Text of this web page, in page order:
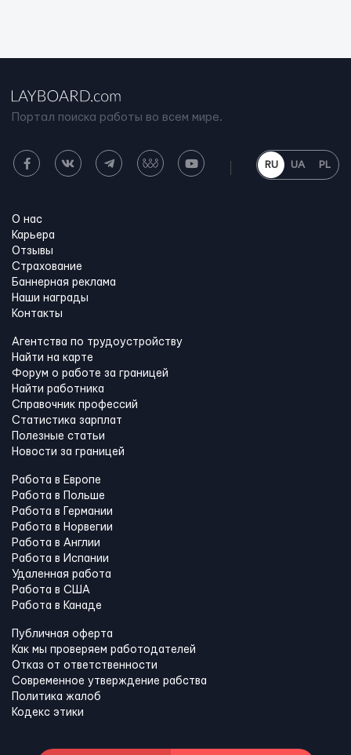
Портал поиска работы во всем мире.
RU UA PL
О нас
Карьера
Отзывы
Страхование
Баннерная реклама
Наши награды
Контакты
Агентства по трудоустройству
Найти на карте
Форум о работе за границей
Найти работника
Справочник профессий
Статистика зарплат
Полезные статьи
Новости за границей
Работа в Европе
Работа в Польше
Работа в Германии
Работа в Норвегии
Работа в Англии
Работа в Испании
Удаленная работа
Работа в США
Работа в Канадe
Публичная оферта
Как мы проверяем работодателей
Отказ от ответственности
Современное утверждение рабства
Политика жалоб
Кодекс этики